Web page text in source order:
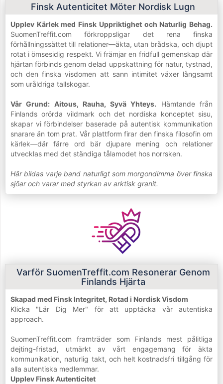
Finsk Autenticitet Möter Nordisk Lugn
Upplev Kärlek med Finsk Uppriktighet och Naturlig Behag.
SuomenTreffit.com förkroppsligar det rena finska
förhållningssättet till relationer—äkta, utan brådska, och djupt
rotat i ömsesidig respekt. Vi främjar en fridfull gemenskap där
hjärtan förbinds genom delad uppskattning för natur, tystnad,
och den finska visdomen att sann intimitet växer långsamt
som uråldriga tallskogar.
Vår Grund: Aitous, Rauha, Syvä Yhteys. Hämtande från
Finlands orörda vildmark och det nordiska konceptet sisu,
skapar vi förbindelser baserade på autentisk kommunikation
snarare än tom prat. Vår plattform firar den finska filosofin om
kärlek—där färre ord bär djupare mening och relationer
utvecklas med det ständiga tålamodet hos norrsken.
Här bildas varje band naturligt som morgondimma över finska
sjöar och varar med styrkan av arktisk granit.
Varför SuomenTreffit.com Resonerar Genom
Finlands Hjärta
Skapad med Finsk Integritet, Rotad i Nordisk Visdom
Klicka "Lär Dig Mer" för att upptäcka vår autentiska
approach.
SuomenTreffit.com framträder som Finlands mest pålitliga
dejting-fristad, utmärkt av vårt engagemang för äkta
kommunikation, naturlig takt, och helt kostnadsfri tillgång för
alla autentiska medlemmar.
Upplev Finsk Autenticitet